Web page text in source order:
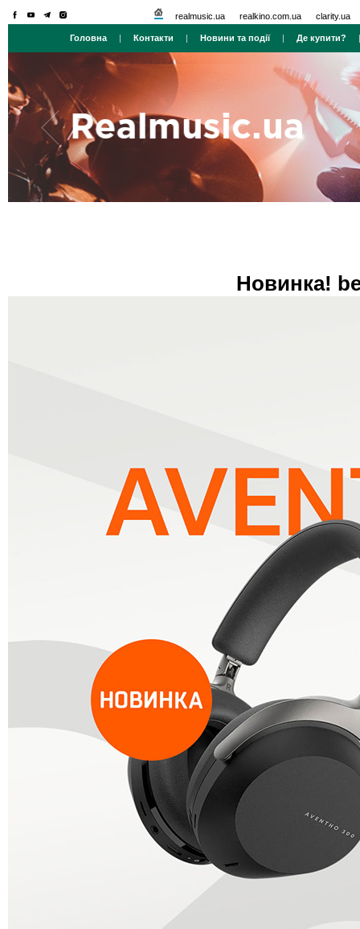
realmusic.ua realkino.com.ua clarity.ua
Головна | Контакти | Новини та події| Де купити?
Новинка!